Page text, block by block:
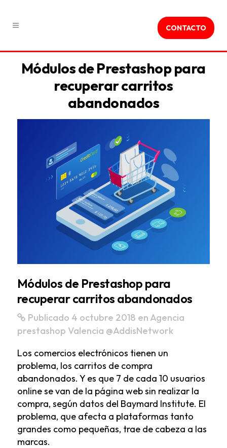
CONTACTO
Módulos de Prestashop para
recuperar carritos
abandonados
Módulos de Prestashop para
recuperar carritos abandonados
Publicado 4 octubre 2018 en Agencia
prestashop Valencia @AddisNetwork
Los comercios electrónicos tienen un
problema, los carritos de compra
abandonados. Y es que 7 de cada 10 usuarios
online se van de la página web sin realizar la
compra, según datos del Baymard Institute. El
problema, que afecta a plataformas tanto
grandes como pequeñas, trae de cabeza a las
marcas.